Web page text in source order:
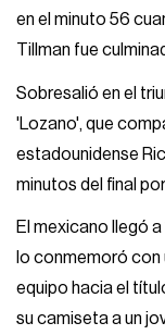
en el minuto 56
Tillman fue
Sobresalió en el
'Lozano', que
estadounidense
minutos del final
El mexicano llegó
lo conmemoró con
equipo hacia el
su camiseta a un